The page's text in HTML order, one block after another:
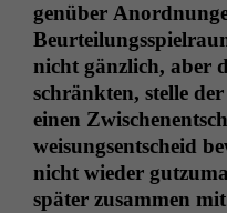
genüber
nicht gän­zlich, aber
schränk­ten, stelle
einen
weisungsentscheid
nicht wieder
später zusam­men